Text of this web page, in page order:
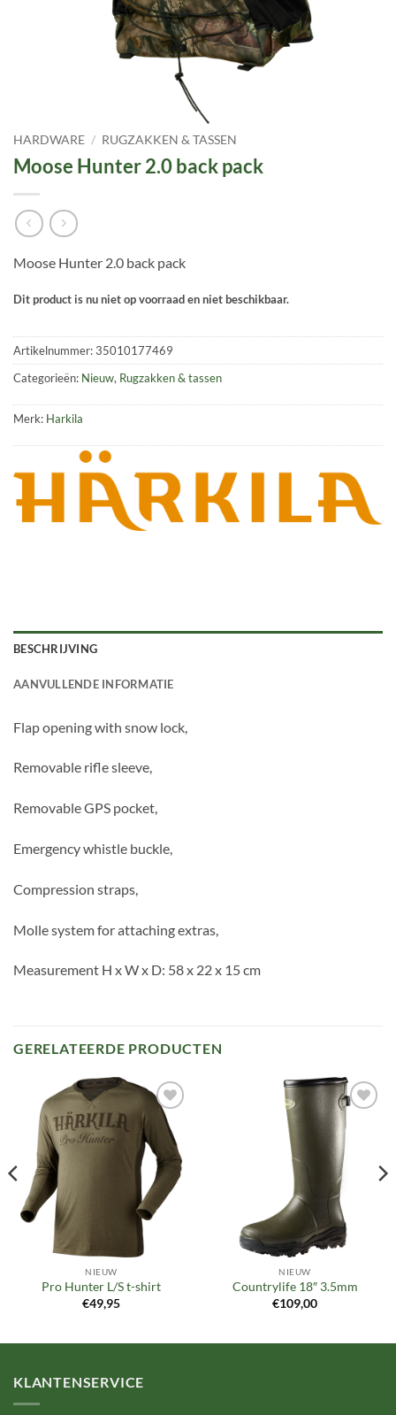
HARDWARE / RUGZAKKEN & TASSEN
Moose Hunter 2.0 back pack
Moose Hunter 2.0 back pack
Dit product is nu niet op voorraad en niet beschikbaar.
Artikelnummer:35010177469
Categorieën: Nieuw, Rugzakken & tassen
Merk: Harkila
BESCHRIJVING
AANVULLENDE INFORMATIE
Flap opening with snow lock,
Removable rifle sleeve,
Removable GPS pocket,
Emergency whistle buckle,
Compression straps,
Molle system for attaching extras,
Measurement H x W x D: 58 x 22 x 15 cm
GERELATEERDE PRODUCTEN
Toevoegen
verlanglijst
NIEUW
Pro Hunter L/S t-shirt
€49,95
Toevoegen
verlanglijst
NIEUW
Countrylife 18″ 3.5mm
€109,00
KLANTENSERVICE